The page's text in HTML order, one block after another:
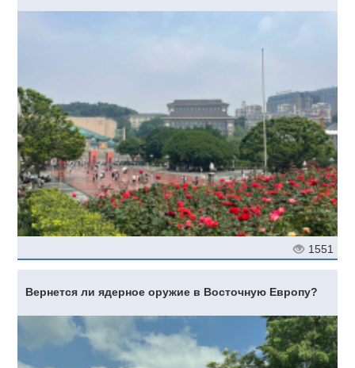
1551
Вернется ли ядерное оружие в Восточную Европу?